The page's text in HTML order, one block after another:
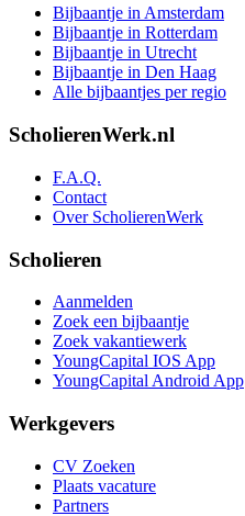
Bijbaantje in Amsterdam
Bijbaantje in Rotterdam
Bijbaantje in Utrecht
Bijbaantje in Den Haag
Alle bijbaantjes per regio
ScholierenWerk.nl
F.A.Q.
Contact
Over ScholierenWerk
Scholieren
Aanmelden
Zoek een bijbaantje
Zoek vakantiewerk
YoungCapital IOS App
YoungCapital Android App
Werkgevers
CV Zoeken
Plaats vacature
Partners